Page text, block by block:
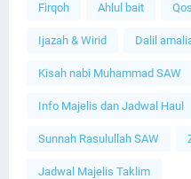
Firqoh Ahlul bait
Ijazah & Wirid Dalil
Kisah nabi Muhammad SAW
Info Majelis dan Jadwal Haul
Sunnah Rasulullah SAW
Jadwal Majelis Taklim